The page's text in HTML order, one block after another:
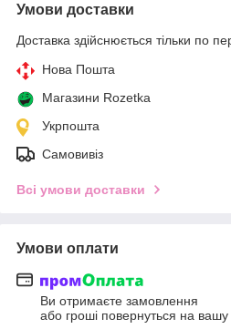
Умови доставки
Доставка здійснюється тільки по
Нова Пошта
Магазини Rozetka
Укрпошта
Самовивіз
Всі умови доставки
Умови оплати
Ви отримаєте замовлення
або гроші повернуться на вашу